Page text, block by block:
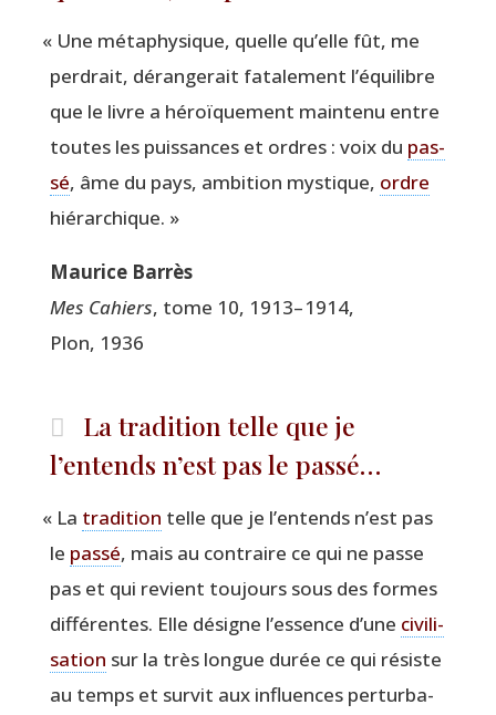
« Une méta­phy­sique, quelle qu’elle fût, me
per­drait, déran­ge­rait fata­le­ment l’é­qui­libre
que le livre a héroï­que­ment main­te­nu entre
toutes les puis­sances et ordres : voix du pas­
sé, âme du pays, ambi­tion mys­tique, ordre
hiérarchique. »
Mau­rice Barrès
Mes Cahiers, tome 10, 1913– 1914,
Plon, 1936
La tradition telle que je
l’entends n’est pas le passé…
« La tra­di­tion telle que je l’entends n’est pas
le pas­sé, mais au contraire ce qui ne passe
pas et qui revient tou­jours sous des formes
dif­fé­rentes. Elle désigne l’essence d’une civi­li­
sa­tion sur la très longue durée ce qui résiste
au temps et sur­vit aux influences per­tur­ba­